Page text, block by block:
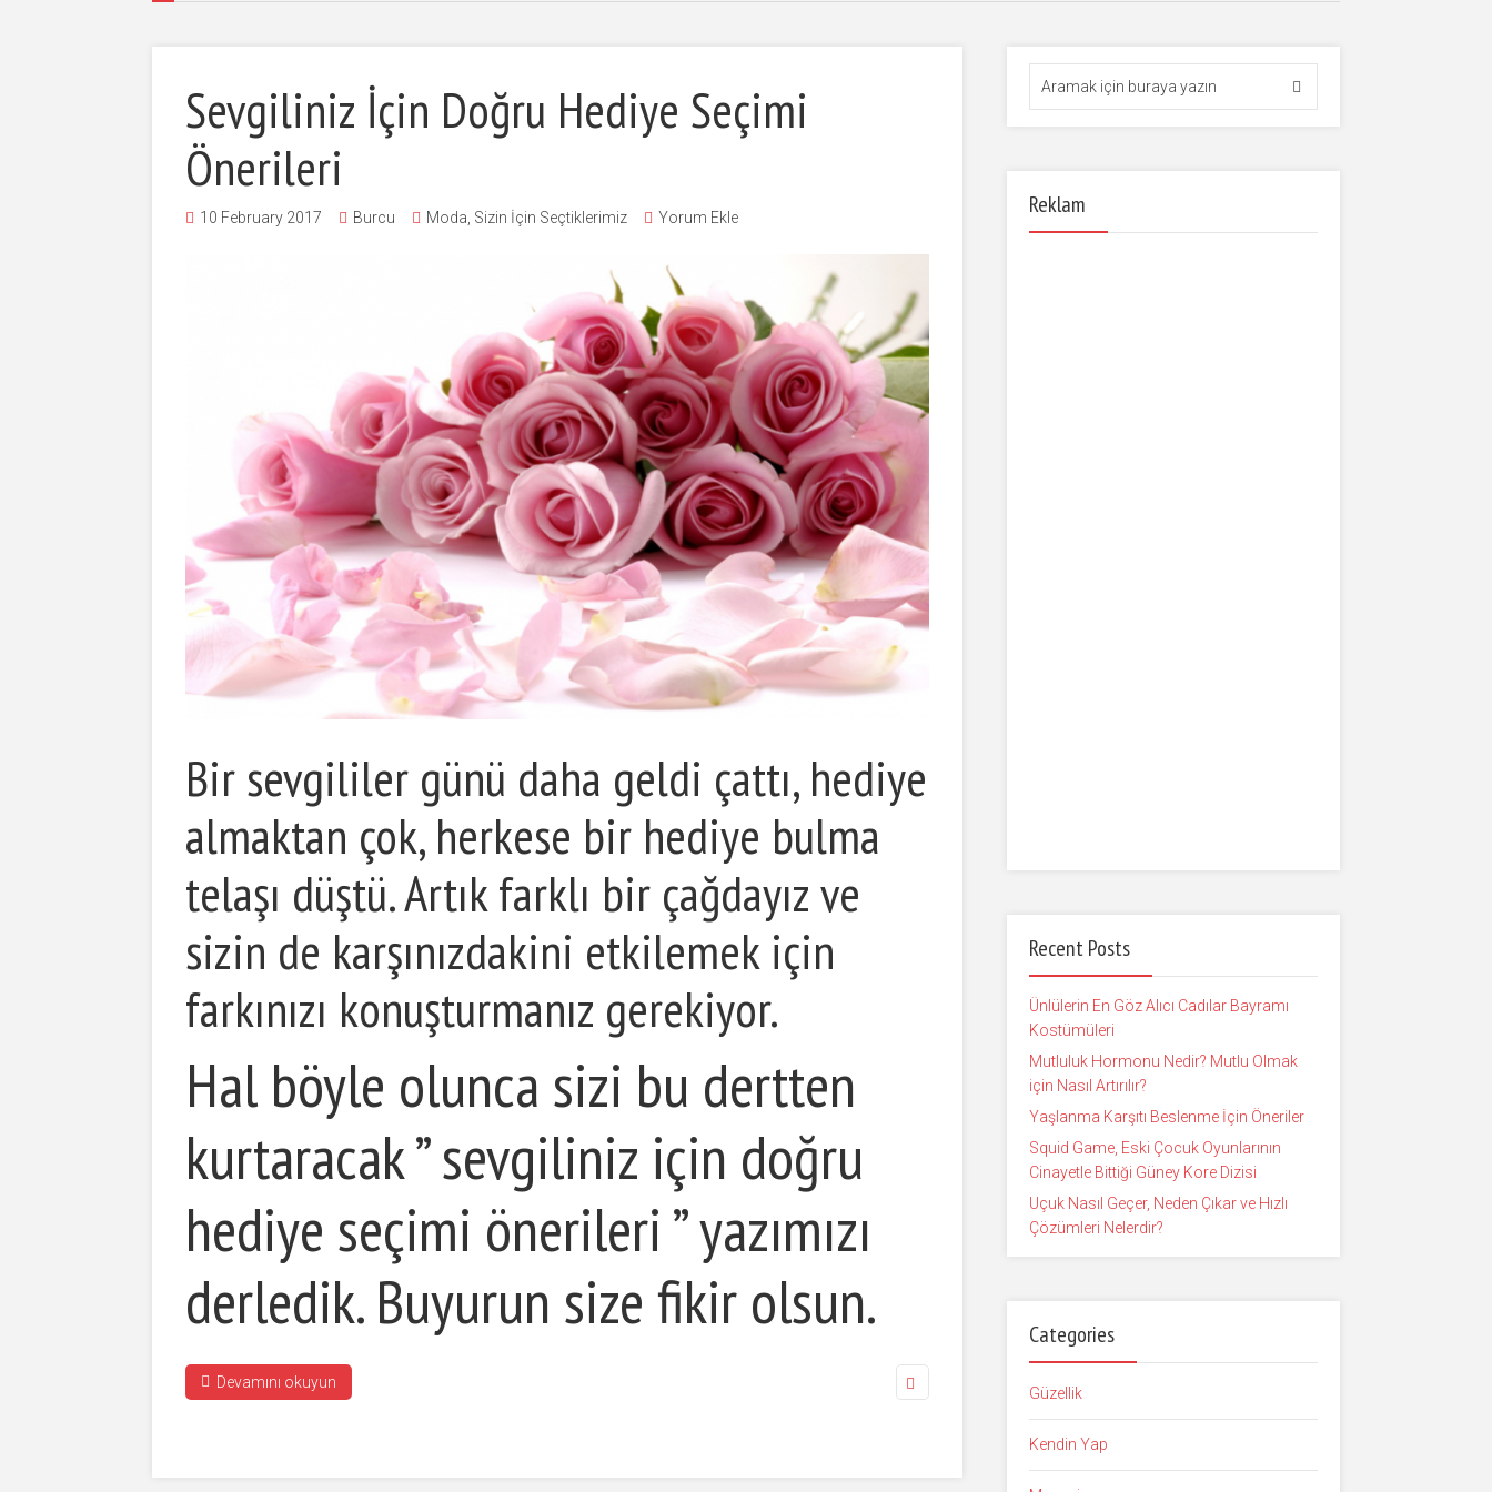
Sevgiliniz İçin Doğru Hediye Seçimi
Önerileri
10 February 2017 Burcu Moda Sizin İçin Seçtiklerimiz Yorum Ekle
Bir sevgililer günü daha geldi çattı, hediye
almaktan çok, herkese bir hediye bulma
telaşı düştü. Artık farklı bir çağdayız ve
sizin de karşınızdakini etkilemek için
farkınızı konuşturmanız gerekiyor.
Hal böyle olunca sizi bu dertten
kurtaracak ” sevgiliniz için doğru
hediye seçimi önerileri ” yazımızı
derledik. Buyurun size fikir olsun.
Devamını okuyun
Reklam
Recent Posts
Ünlülerin En Göz Alıcı Cadılar Bayramı
Kostümüleri
Mutluluk Hormonu Nedir? Mutlu Olmak
için Nasıl Artırılır?
Yaşlanma Karşıtı Beslenme İçin Öneriler
Squid Game, Eski Çocuk Oyunlarının
Cinayetle Bittiği Güney Kore Dizisi
Uçuk Nasıl Geçer, Neden Çıkar ve Hızlı
Çözümleri Nelerdir?
Categories
Güzellik
Kendin Yap